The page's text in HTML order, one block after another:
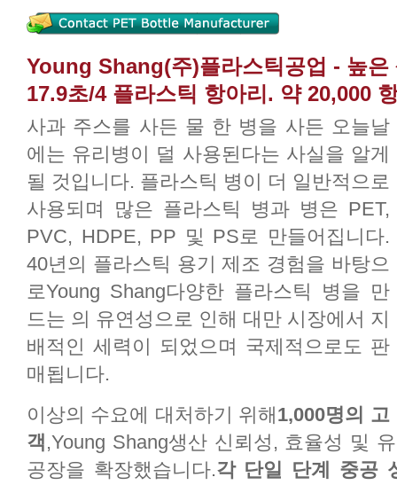
Young Shang(주)플라스틱공업 - 높은
17.9초/4 플라스틱 항아리. 약 20,000
사과 주스를 사든 물 한 병을 사든 오늘날
에는 유리병이 덜 사용된다는 사실을 알게
될 것입니다. 플라스틱 병이 더 일반적으로
사용되며 많은 플라스틱 병과 병은 PET,
PVC, HDPE, PP 및 PS로 만들어집니다.
40년의 플라스틱 용기 제조 경험을 바탕으
로Young Shang다양한 플라스틱 병을 만
드는 의 유연성으로 인해 대만 시장에서 지
배적인 세력이 되었으며 국제적으로도 판
매됩니다.
이상의 수요에 대처하기 위해1,000명의 고
객 ,Young Shang생산 신뢰성, 효율성 및
공장을 확장했습니다.각 단일 단계 중공